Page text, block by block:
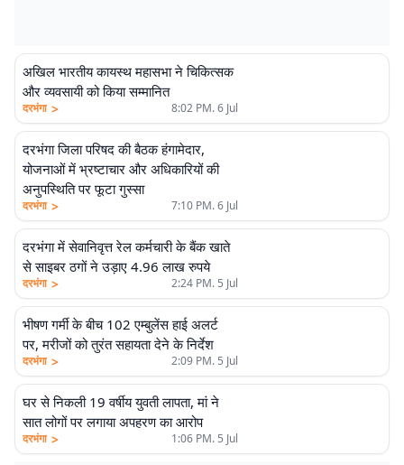
अखिल भारतीय कायस्थ महासभा ने चिकित्सक
और व्यवसायी को किया सम्मानित
दरभंगा > 8:02 PM. 6 Jul
दरभंगा जिला परिषद की बैठक हंगामेदार,
योजनाओं में भ्रष्टाचार और अधिकारियों की
अनुपस्थिति पर फूटा गुस्सा
दरभंगा > 7:10 PM. 6 Jul
दरभंगा में सेवानिवृत्त रेल कर्मचारी के बैंक खाते
से साइबर ठगों ने उड़ाए 4.96 लाख रुपये
दरभंगा > 2:24 PM. 5 Jul
भीषण गर्मी के बीच 102 एम्बुलेंस हाई अलर्ट
पर, मरीजों को तुरंत सहायता देने के निर्देश
दरभंगा > 2:09 PM. 5 Jul
घर से निकली 19 वर्षीय युवती लापता, मां ने
सात लोगों पर लगाया अपहरण का आरोप
दरभंगा > 1:06 PM. 5 Jul